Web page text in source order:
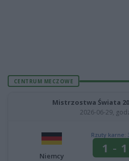
CENTRUM MECZOWE
Mistrzostwa Świata
2026-06-29,
Niemcy
Rzuty karne:
1 - 1